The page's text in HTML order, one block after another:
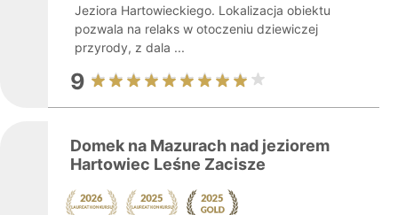
Jeziora Hartowieckiego. Lokalizacja obiektu
pozwala na relaks w otoczeniu dziewiczej
przyrody, z dala ...
9
Domek na Mazurach nad jeziorem
Hartowiec Leśne Zacisze